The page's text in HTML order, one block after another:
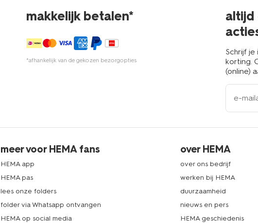
makkelijk betalen*
*afhankelijk van de gekozen bezorgopties
altijd
Schrijf
korting.
(online)
e-
mailadres
meer voor HEMA fans
HEMA app
HEMA pas
lees onze folders
folder via Whatsapp ontvangen
HEMA op social media
over HEMA
over ons bedrijf
werken bij HEMA
duurzaamheid
nieuws en pers
HEMA geschiedenis